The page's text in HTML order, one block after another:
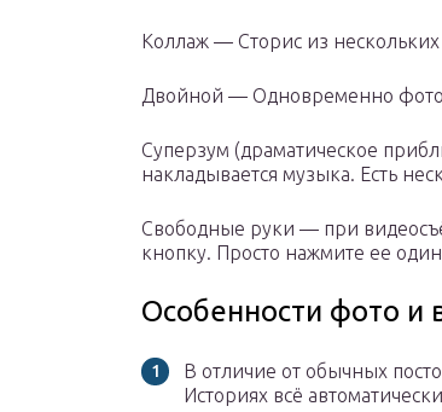
Коллаж — Сторис из нескольких
Двойной — Одновременно
Суперзум (драматическое
накладывается музыка. Есть
Свободные руки — при
кнопку. Просто нажмите ее один
Особенности фото и
В отличие от обычных
Историях всё